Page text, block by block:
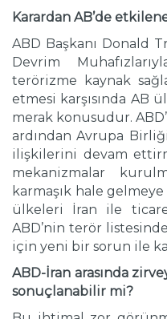
Karardan AB’de
ABD Başkanı Donald
Devrim
terörizme kaynak
etmesi karşısında AB
merak konusudur.
ardından Avrupa
ilişkilerini devam
mekanizmalar
karmaşık hale
ülkeleri İran ile
ABD’nin terör
için yeni bir sorun ile
ABD-İran arasında
sonuçlanabilir mi?